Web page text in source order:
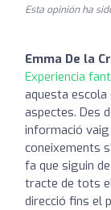
Esta opinión ha
Emma De la
Experiencia
aquesta
aspectes. Des
informació
coneixements
fa que siguin
tracte de tots
direcció fins el